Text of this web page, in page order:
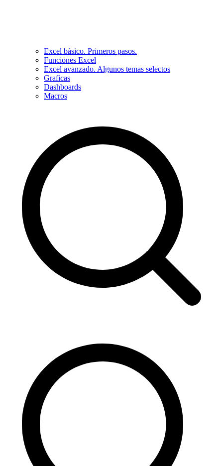
Excel básico. Primeros pasos.
Funciones Excel
Excel avanzado. Algunos temas selectos
Graficas
Dashboards
Macros